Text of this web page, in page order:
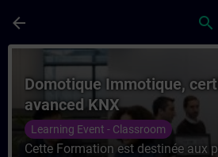
arrow_back search
Course - Domotique
Domotique Immotique,
avanced KNX
Learning Event - Classroom
Cette Formation est destinée aux